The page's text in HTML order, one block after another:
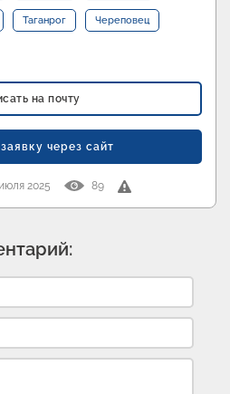
Таганрог Череповец
на почту
через сайт
2025 89